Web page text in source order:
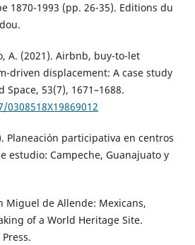
1870-1993 (pp. 26-35). Editions du
A. (2021). Airbnb, buy-to-let
driven displacement: A case study
Space, 53(7), 1671–1688.
Planeación participativa en centros
estudio: Campeche, Guanajuato y
Miguel de Allende: Mexicans,
of a World Heritage Site.